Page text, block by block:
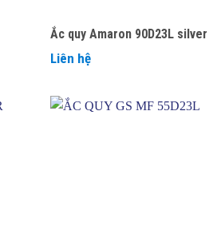
Ắc quy Amaron 90D23L silver
Liên hệ